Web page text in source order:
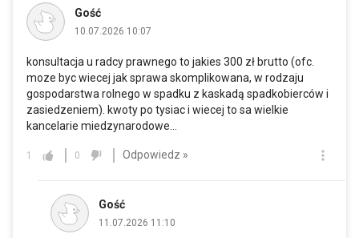
Gość
10.07.2026 10:07
konsultacja u radcy prawnego to jakies 300 zł brutto (ofc.
moze byc wiecej jak sprawa skomplikowana, w rodzaju
gospodarstwa rolnego w spadku z kaskadą spadkobierców i
zasiedzeniem). kwoty po tysiac i wiecej to sa wielkie
kancelarie miedzynarodowe...
1 0 Odpowiedz »
Gość
11.07.2026 11:10